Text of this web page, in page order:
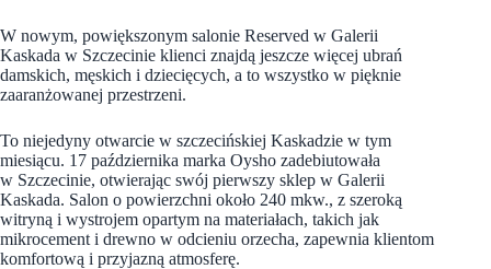
W nowym, powiększonym salonie Reserved w Galerii
Kaskada w Szczecinie klienci znajdą jeszcze więcej ubrań
damskich, męskich i dziecięcych, a to wszystko w pięknie
zaaranżowanej przestrzeni.
To niejedyny otwarcie w szczecińskiej Kaskadzie w tym
miesiącu. 17 października marka Oysho zadebiutowała
w Szczecinie, otwierając swój pierwszy sklep w Galerii
Kaskada. Salon o powierzchni około 240 mkw., z szeroką
witryną i wystrojem opartym na materiałach, takich jak
mikrocement i drewno w odcieniu orzecha, zapewnia klientom
komfortową i przyjazną atmosferę.